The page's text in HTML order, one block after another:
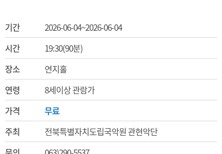
기간
2026-06-04~2026-06-04
시간
19:30(90분)
장소
연지홀
연령
8세이상 관람가
가격
무료
주최
전북특별자치도립국악원 관현악단